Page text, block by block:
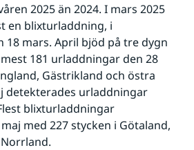
2025 än 2024. I mars 2025
en blixturladdning, i
18 mars. April bjöd på tre dygn
181 urladdningar den 28
Gästrikland och östra
detekterades urladdningar
blixturladdningar
med 227 stycken i Götaland,